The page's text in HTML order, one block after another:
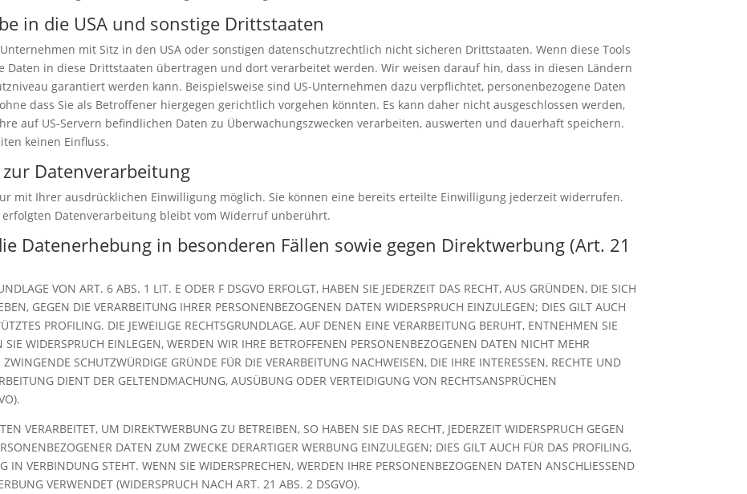
in die USA und sonstige Drittstaaten
mit Sitz in den USA oder sonstigen datenschutzrechtlich nicht sicheren Drittstaaten. Wenn diese Tools
Daten in diese Drittstaaten übertragen und dort verarbeitet werden. Wir weisen darauf hin, dass in diesen Ländern
garantiert werden kann. Beispielsweise sind US-Unternehmen dazu verpflichtet, personenbezogene Daten
dass Sie als Betroffener hiergegen gerichtlich vorgehen könnten. Es kann daher nicht ausgeschlossen werden,
auf US-Servern befindlichen Daten zu Überwachungszwecken verarbeiten, auswerten und dauerhaft speichern.
keinen Einfluss.
Datenverarbeitung
mit Ihrer ausdrücklichen Einwilligung möglich. Sie können eine bereits erteilte Einwilligung jederzeit widerrufen.
Datenverarbeitung bleibt vom Widerruf unberührt.
Datenerhebung in besonderen Fällen sowie gegen Direktwerbung (Art. 21
VON ART. 6 ABS. 1 LIT. E ODER F DSGVO ERFOLGT, HABEN SIE JEDERZEIT DAS RECHT, AUS GRÜNDEN, DIE SICH
GEGEN DIE VERARBEITUNG IHRER PERSONENBEZOGENEN DATEN WIDERSPRUCH EINZULEGEN; DIES GILT AUCH
PROFILING. DIE JEWEILIGE RECHTSGRUNDLAGE, AUF DENEN EINE VERARBEITUNG BERUHT, ENTNEHMEN SIE
WIDERSPRUCH EINLEGEN, WERDEN WIR IHRE BETROFFENEN PERSONENBEZOGENEN DATEN NICHT MEHR
SCHUTZWÜRDIGE GRÜNDE FÜR DIE VERARBEITUNG NACHWEISEN, DIE IHRE INTERESSEN, RECHTE UND
DIENT DER GELTENDMACHUNG, AUSÜBUNG ODER VERTEIDIGUNG VON RECHTSANSPRÜCHEN
VERARBEITET, UM DIREKTWERBUNG ZU BETREIBEN, SO HABEN SIE DAS RECHT, JEDERZEIT WIDERSPRUCH GEGEN
DATEN ZUM ZWECKE DERARTIGER WERBUNG EINZULEGEN; DIES GILT AUCH FÜR DAS PROFILING,
IN VERBINDUNG STEHT. WENN SIE WIDERSPRECHEN, WERDEN IHRE PERSONENBEZOGENEN DATEN ANSCHLIESSEND
VERWENDET (WIDERSPRUCH NACH ART. 21 ABS. 2 DSGVO).